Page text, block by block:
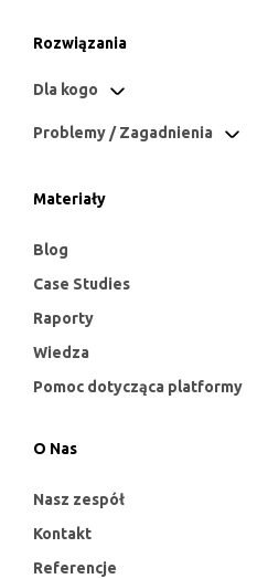
Rozwiązania
Dla kogo
Problemy / Zagadnienia
Materiały
Blog
Case Studies
Raporty
Wiedza
Pomoc dotycząca platformy
O Nas
Nasz zespół
Kontakt
Referencje